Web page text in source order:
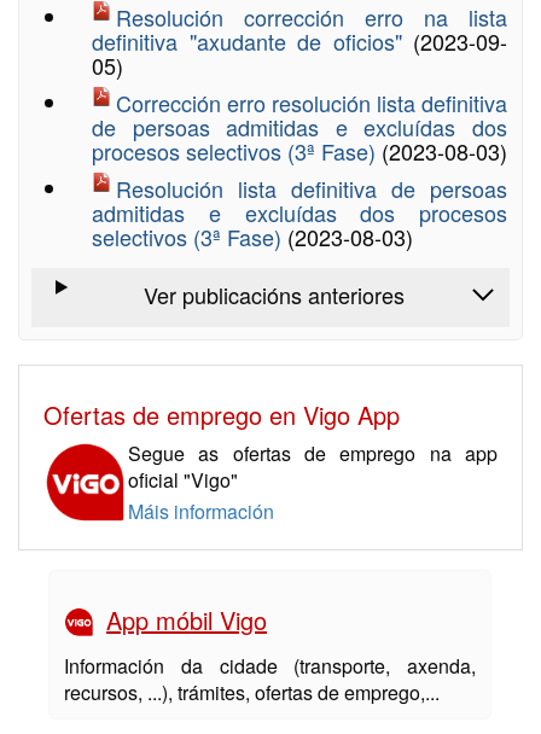
Resolución corrección erro na lista
definitiva "axudante de oficios" (2023-09-
05)
Corrección erro resolución lista definitiva
de persoas admitidas e excluídas dos
procesos selectivos (3ª Fase) (2023-08-03)
Resolución lista definitiva de persoas
admitidas e excluídas dos procesos
selectivos (3ª Fase) (2023-08-03)
Ver publicacións anteriores
Ofertas de emprego en Vigo App
Segue as ofertas de emprego na app
oficial "Vigo"
Máis información
App móbil Vigo
Información da cidade (transporte, axenda,
recursos, ...), trámites, ofertas de emprego,...